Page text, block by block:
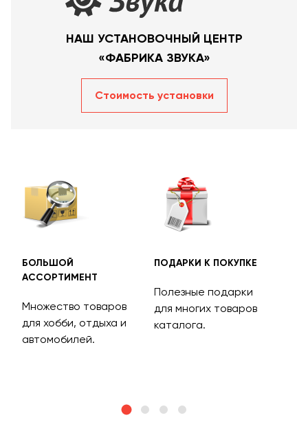
НАШ УСТАНОВОЧНЫЙ ЦЕНТР
«ФАБРИКА ЗВУКА»
Стоимость уcтановки
БОЛЬШОЙ
АССОРТИМЕНТ
Множество товаров
для хобби, отдыха и
автомобилей.
ПОДАРКИ К ПОКУПКЕ
Полезные подарки
для многих товаров
каталога.